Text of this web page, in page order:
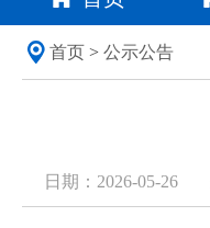
首页 > 公示公告
日期：2026-05-26